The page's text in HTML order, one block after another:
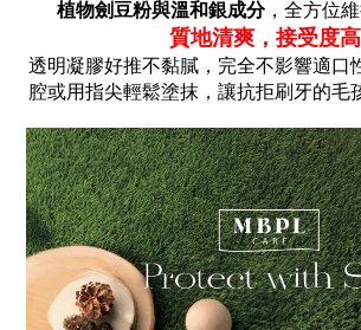
植物劍豆粉與溫和銀成分，全方位維
質地清爽，接受度高
透明凝膠好推不黏膩，完全不影響適口
腔或用指尖輕鬆塗抹，讓抗拒刷牙的毛